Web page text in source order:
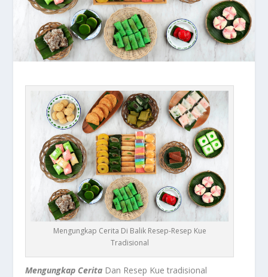
Mengungkap Cerita Di Balik Resep-Resep Kue
Tradisional
Mengungkap Cerita Dan Resep Kue tradisional